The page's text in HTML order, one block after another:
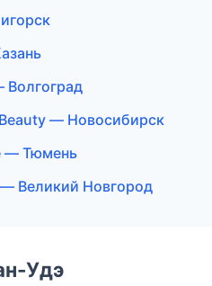
Волгоград
— Новосибирск
— Тюмень
Великий Новгород
Удэ